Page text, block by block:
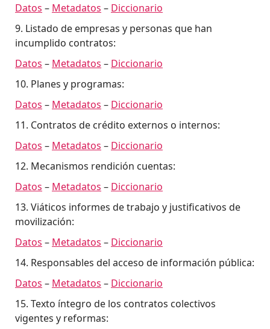
Datos – Metadatos – Diccionario
9. Listado de empresas y personas que han
incumplido contratos:
Datos – Metadatos – Diccionario
10. Planes y programas:
Datos – Metadatos – Diccionario
11. Contratos de crédito externos o internos:
Datos – Metadatos – Diccionario
12. Mecanismos rendición cuentas:
Datos – Metadatos – Diccionario
13. Viáticos informes de trabajo y justificativos de
movilización:
Datos – Metadatos – Diccionario
14. Responsables del acceso de información pública:
Datos – Metadatos – Diccionario
15. Texto íntegro de los contratos colectivos
vigentes y reformas: